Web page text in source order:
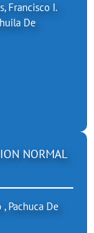
Francisco I.
De
NORMAL
Pachuca De